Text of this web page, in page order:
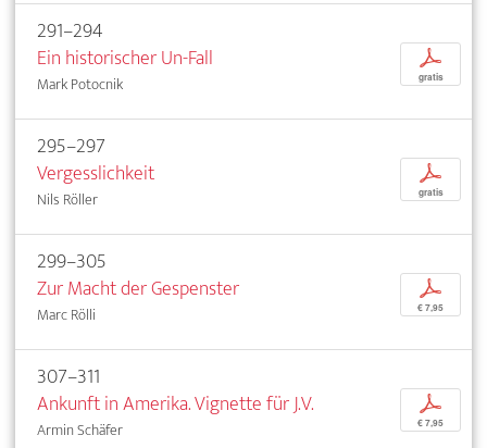
291–294
Ein historischer Un-Fall
Mark Potocnik
p
gratis
295–297
Vergesslichkeit
Nils Röller
p
gratis
299–305
Zur Macht der Gespenster
Marc Rölli
p
€ 7,95
307–311
Ankunft in Amerika. Vignette für J.V.
Armin Schäfer
p
€ 7,95